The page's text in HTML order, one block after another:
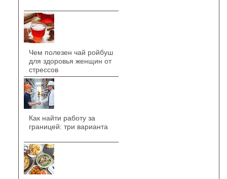
Чем полезен чай ройбуш
для здоровья женщин от
стрессов
Как найти работу за
границей: три варианта